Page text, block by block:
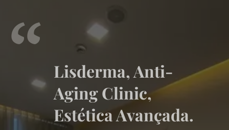
Lisderma, Anti-
Aging Clinic,
Estética Avançada.